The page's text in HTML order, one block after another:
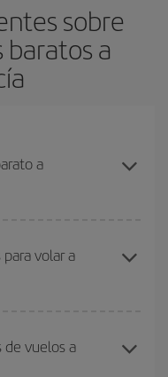
sobre
a
a
con antelación y
de ida y vuelta.
volar a
buscador de vuelos
quieres ir y en qué
de vuelos a